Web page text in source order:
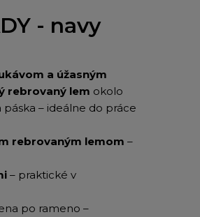
- navy
a úžasným
rebrovaný lem okolo
– ideálne do práce
rebrovaným lemom –
– praktické v
po rameno –